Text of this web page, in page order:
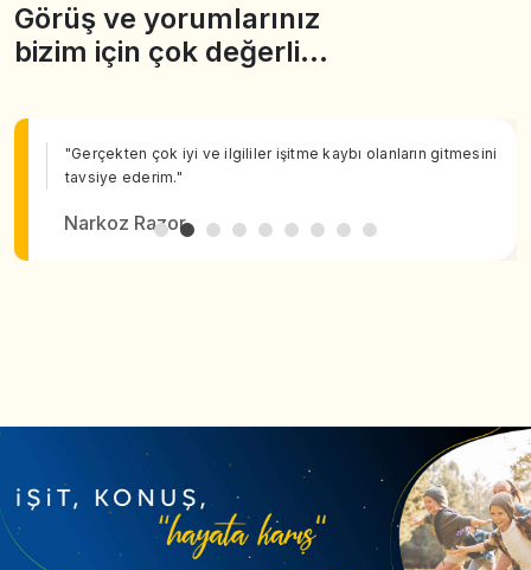
Görüş ve yorumlarınız
bizim için çok değerli…
"Gerçekten çok iyi ve ilgililer işitme kaybı olanların gitmesini
tavsiye ederim."
Narkoz Razor